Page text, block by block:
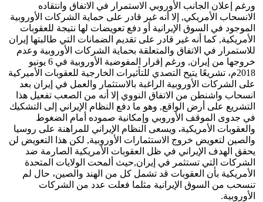
ورغم إعلان الجانب الأوروبي الاستمرار في الاتفاق وانتقاده
الانسحاب الأمريكي, إلا أنه غير قادر على حماية الشركات الأوروبية
الموجود في السوق الإيرانية أو دفع تعويضات لها نتيجة للعقوبات
الأمريكية, كما أنه غير قادر على تقديم الضمانات التي طالبتها إيران
للاستمرار في الاتفاق والمتعلقة بحماية الشركات الأوروبية وعدم
خروجها من إيران, ورغم إقرار المفوضية الأوروبية في 6 يونيو
2018م، تشريعًا يتيح التصدي للتأثيرات الخارجية للعقوبات الأميركية
على الشركات الأوروبية الراغبة بالاستثمار والعمل في إيران بعد
انسحاب واشنطن من الاتفاق النووي إلا أنه من الصعب تفعيل هذا
التشريع على أرض الواقع, وهو ما دفع النظام الإيراني إلى التشكيك
في جدوى الموقف الأوروبي وإمكانية صموده أمام الضغوط
والعقوبات الأمريكية. ويسعى النظام الإيراني للمراهنة على روسيا
والصين لتعويض خروج الاستثمارات الأوروبية, لكن هذا التعويض لن
يحقق الهدف الإيراني في ظل العقوبات الأمريكية الصارمة ضد
الشركات التي تستثمر في إيران,حيث ألمحت الولايات المتحدة
الأمريكية بأن العقوبات قد تشمل كل من الهند والصين، حال لم
تنسحب من السوق الإيرانية مثلما فعلت عدد من الشركات
الأوروبية.